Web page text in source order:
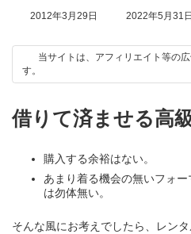
2012年3月29日
最
新
日
2022年5月31日
当サイトは、アフィリエイト等の
す。
借りて済ませる高
購入する余裕はない。
あまり着る機会の無いフォ
は勿体無い。
そんな風にお考えでしたら、レン